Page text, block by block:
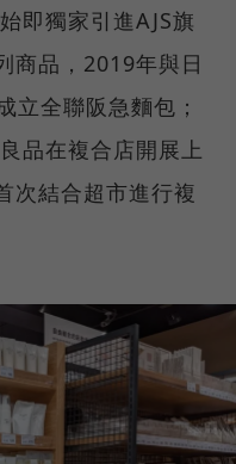
即獨家引進AJS旗
商品，2019年與日
立全聯阪急麵包；
品在複合店開展上
次結合超市進行複